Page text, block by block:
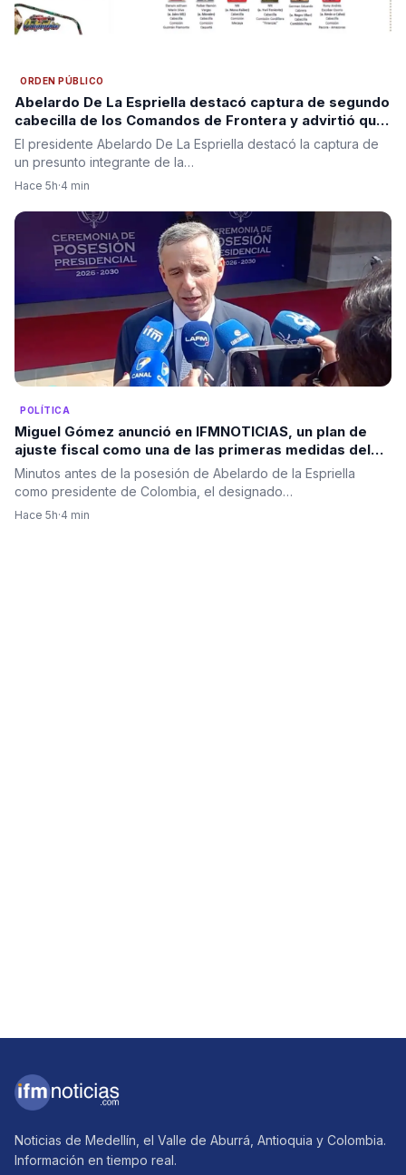
ORDEN PÚBLICO
Abelardo De La Espriella destacó captura de segundo
cabecilla de los Comandos de Frontera y advirtió que
“se acabó la impunidad”
El presidente Abelardo De La Espriella destacó la captura de
un presunto integrante de la…
Hace 5h·4 min
POLÍTICA
Miguel Gómez anunció en IFMNOTICIAS, un plan de
ajuste fiscal como una de las primeras medidas del
Gobierno de Abelardo De La Espriella
Minutos antes de la posesión de Abelardo de la Espriella
como presidente de Colombia, el designado…
Hace 5h·4 min
Noticias de Medellín, el Valle de Aburrá, Antioquia y Colombia.
Información en tiempo real.